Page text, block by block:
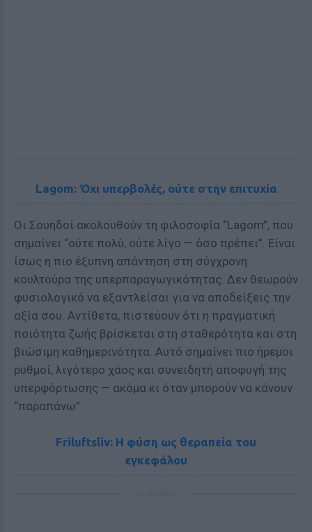
Lagom: Όχι υπερβολές, ούτε στην επιτυχία
Οι Σουηδοί ακολουθούν τη φιλοσοφία “Lagom”, που
σημαίνει “ούτε πολύ, ούτε λίγο — όσο πρέπει”. Είναι
ίσως η πιο έξυπνη απάντηση στη σύγχρονη
κουλτούρα της υπερπαραγωγικότητας. Δεν θεωρούν
φυσιολογικό να εξαντλείσαι για να αποδείξεις την
αξία σου. Αντίθετα, πιστεύουν ότι η πραγματική
ποιότητα ζωής βρίσκεται στη σταθερότητα και στη
βιώσιμη καθημερινότητα. Αυτό σημαίνει πιο ήρεμοι
ρυθμοί, λιγότερο χάος και συνειδητή αποφυγή της
υπερφόρτωσης — ακόμα κι όταν μπορούν να κάνουν
“παραπάνω”.
Friluftsliv: Η φύση ως θεραπεία του
εγκεφάλου